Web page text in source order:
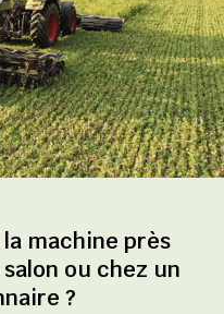
machine près
ou chez un
?